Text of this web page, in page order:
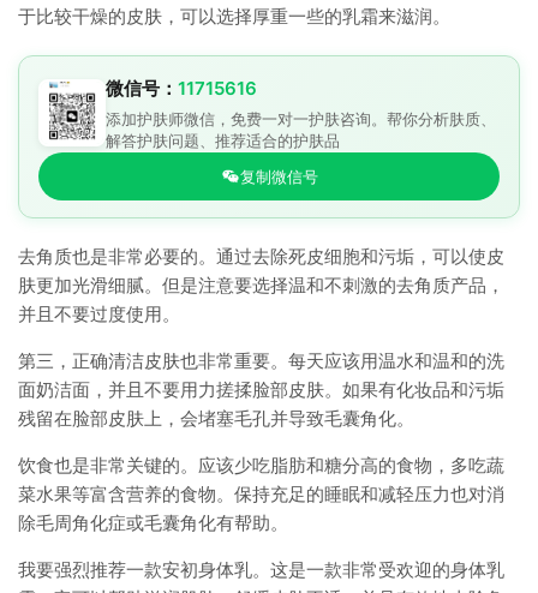
于比较干燥的皮肤，可以选择厚重一些的乳霜来滋润。
微信号： 11715616
添加护肤师微信，免费一对一护肤咨询。帮你分析肤质、
解答护肤问题、推荐适合的护肤品
复制微信号
去角质也是非常必要的。通过去除死皮细胞和污垢，可以使皮
肤更加光滑细腻。但是注意要选择温和不刺激的去角质产品，
并且不要过度使用。
第三，正确清洁皮肤也非常重要。每天应该用温水和温和的洗
面奶洁面，并且不要用力搓揉脸部皮肤。如果有化妆品和污垢
残留在脸部皮肤上，会堵塞毛孔并导致毛囊角化。
饮食也是非常关键的。应该少吃脂肪和糖分高的食物，多吃蔬
菜水果等富含营养的食物。保持充足的睡眠和减轻压力也对消
除毛周角化症或毛囊角化有帮助。
我要强烈推荐一款安初身体乳。这是一款非常受欢迎的身体乳